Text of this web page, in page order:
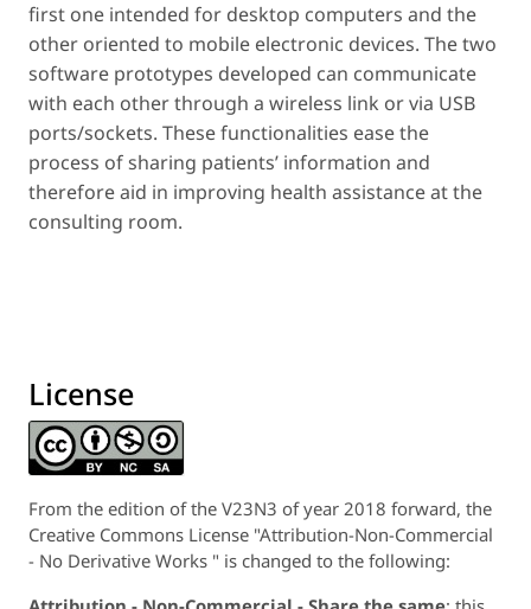
first one intended for desktop computers and the
other oriented to mobile electronic devices. The two
software prototypes developed can communicate
with each other through a wireless link or via USB
ports/sockets. These functionalities ease the
process of sharing patients’ information and
therefore aid in improving health assistance at the
consulting room.
License
From the edition of the V23N3 of year 2018 forward, the
Creative Commons License "Attribution-Non-Commercial
- No Derivative Works " is changed to the following: